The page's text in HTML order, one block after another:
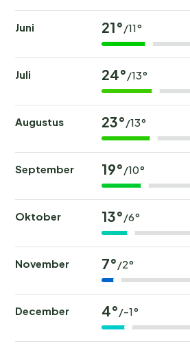
Juni 21° /11°
Juli 24° /13°
Augustus 23° /13°
September 19° /10°
Oktober 13° /6°
November 7° /2°
December 4° /-1°